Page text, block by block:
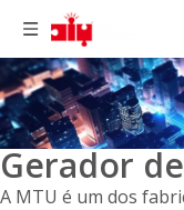
Gerador
A MTU é um dos